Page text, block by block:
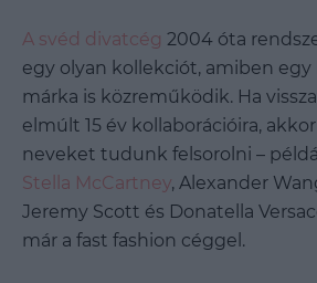
A svéd divatcég 2004 óta
egy olyan kollekciót, amiben egy
márka is közreműködik. Ha
elmúlt 15 év kollaborációira,
neveket tudunk felsorolni –
Stella McCartney, Alexander
Jeremy Scott és Donatella
már a fast fashion céggel.